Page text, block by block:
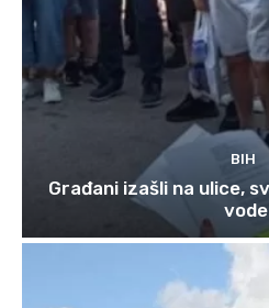
BIH
Građani izašli na ulice,
vode